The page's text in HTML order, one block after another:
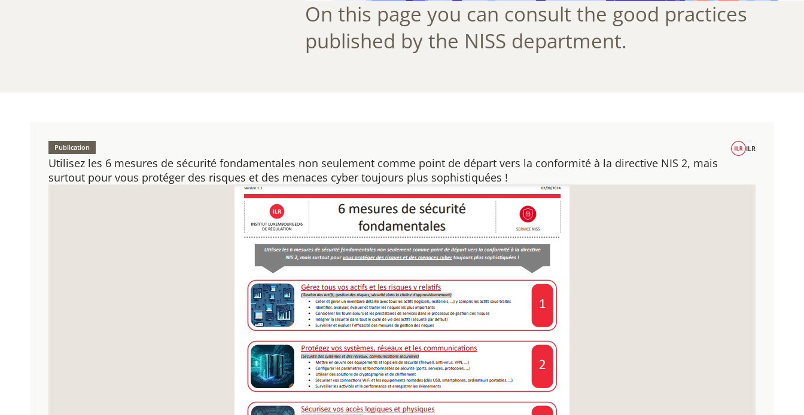
On this page you can consult the good practices
published by the NISS department.
Utilisez les 6 mesures de sécurité fondamentales​ non seulement comme point de départ vers la conformité à la directive NIS 2, mais
surtout pour vous protéger des risques et des menaces cyber toujours plus sophistiquées !
Publication ILR